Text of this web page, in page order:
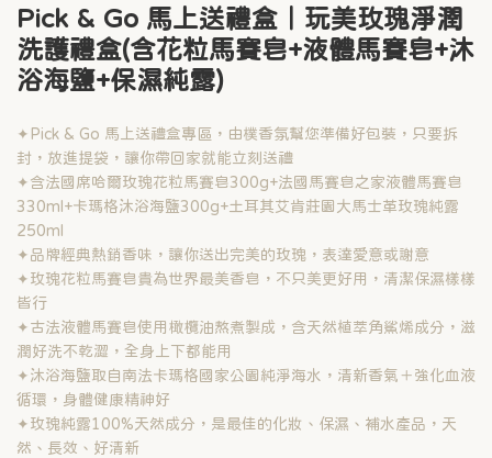
Pick & Go 馬上送禮盒｜玩美玫瑰淨潤
洗護禮盒(含花粒馬賽皂+液體馬賽皂+沐
浴海鹽+保濕純露)
✦Pick & Go 馬上送禮盒專區，由樸香氛幫您準備好包裝，只要拆
封，放進提袋，讓你帶回家就能立刻送禮
✦含法國席哈爾玫瑰花粒馬賽皂300g+法國馬賽皂之家液體馬賽皂
330ml+卡瑪格沐浴海鹽300g+土耳其艾肯莊園大馬士革玫瑰純露
250ml
✦品牌經典熱銷香味，讓你送出完美的玫瑰，表達愛意或謝意
✦玫瑰花粒馬賽皂貴為世界最美香皂，不只美更好用，清潔保濕樣樣
皆行
✦古法液體馬賽皂使用橄欖油熬煮製成，含天然植萃角鯊烯成分，滋
潤好洗不乾澀，全身上下都能用
✦沐浴海鹽取自南法卡瑪格國家公園純淨海水，清新香氣＋強化血液
循環，身體健康精神好
✦玫瑰純露100%天然成分，是最佳的化妝、保濕、補水產品，天
然、長效、好清新